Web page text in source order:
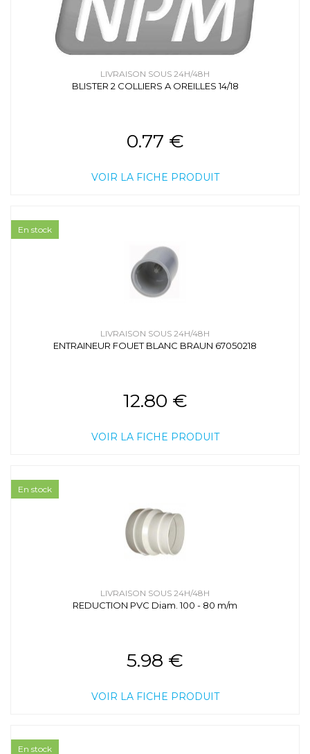
LIVRAISON SOUS 24H/48H
BLISTER 2 COLLIERS A OREILLES 14/18
0.77 €
VOIR LA FICHE PRODUIT
LIVRAISON SOUS 24H/48H
ENTRAINEUR FOUET BLANC BRAUN 67050218
12.80 €
VOIR LA FICHE PRODUIT
En stock
LIVRAISON SOUS 24H/48H
REDUCTION PVC Diam. 100 - 80 m/m
5.98 €
VOIR LA FICHE PRODUIT
En stock
En stock